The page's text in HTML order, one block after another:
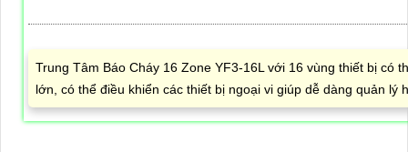
Trung Tâm Báo Cháy 16 Zone YF3-16L với 16 vùng thiết bị có
lớn, có thể điều khiển các thiết bị ngoại vi giúp dễ dàng quản lý